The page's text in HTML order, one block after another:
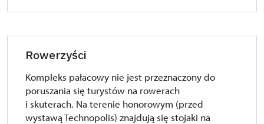
Rowerzyści
Kompleks pałacowy nie jest przeznaczony do
poruszania się turystów na rowerach
i skuterach. Na terenie honorowym (przed
wystawą Technopolis) znajdują się stojaki na